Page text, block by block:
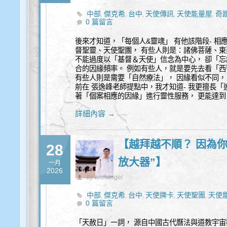
中部,傑克希, 台中, 天使傳訊, 天使能量屋,奇
0 篇留言
後來才知道，「每個人&靈魂」 有他該階段- 相
督聖靈、天使聖團， 有些人則是：諸佛菩薩、
不能過度以「基督＆天使」信念為中心， 卻「
合的因緣頻率。 例如有些人，就是要先去看「
有些人則是需要「自然療法」， 因緣看似不同
前在 張逸峰老師提點中，我才知道- 我更擅長
著「個案相應的因緣」進行靈性服務， 更能達
詳細內容 →
28
一月
2026
【越拜越不順？ 因為
放大器”】
by archangel
中部,傑克希, 台中, 天使牌卡, 天使聖團, 天使
能量,覺察
0 篇留言
「天赦日」一詞， 源自中國古代曆法與道教宇